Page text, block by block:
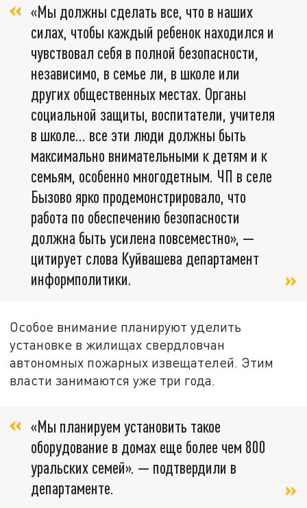
«Мы должны сделать все, что в наших
силах, чтобы каждый ребенок находился и
чувствовал себя в полной безопасности,
независимо, в семье ли, в школе или
других общественных местах. Органы
социальной защиты, воспитатели, учителя
в школе… все эти люди должны быть
максимально внимательными к детям и к
семьям, особенно многодетным. ЧП в селе
Бызово ярко продемонстрировало, что
работа по обеспечению безопасности
должна быть усилена повсеместно», —
цитирует слова Куйвашева департамент
информполитики.
Особое внимание планируют уделить
установке в жилищах свердловчан
автономных пожарных извещателей. Этим
власти занимаются уже три года.
«Мы планируем установить такое
оборудование в домах еще более чем 800
уральских семей». — подтвердили в
департаменте.